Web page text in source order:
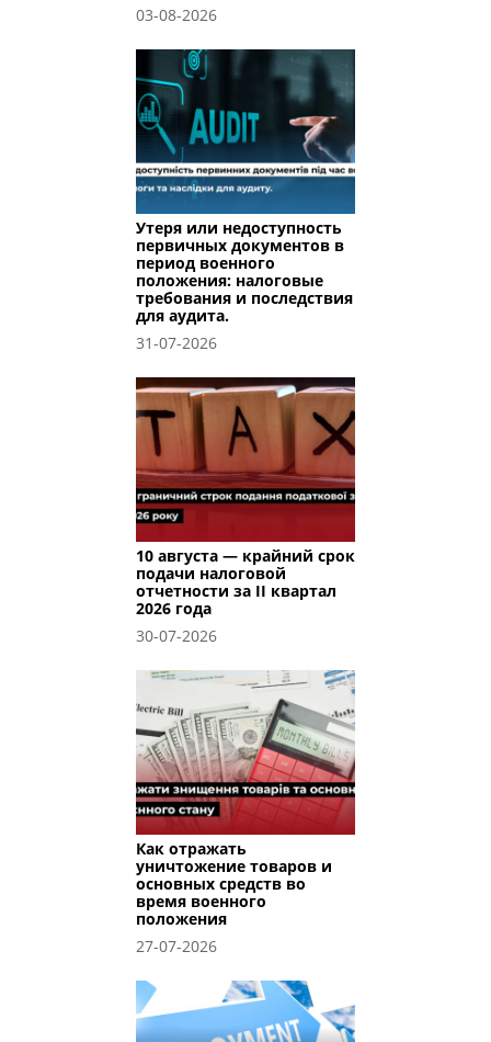
03-08-2026
Утеря или недоступность
первичных документов в
период военного
положения: налоговые
требования и последствия
для аудита.
31-07-2026
10 августа — крайний срок
подачи налоговой
отчетности за II квартал
2026 года
30-07-2026
Как отражать
уничтожение товаров и
основных средств во
время военного
положения
27-07-2026